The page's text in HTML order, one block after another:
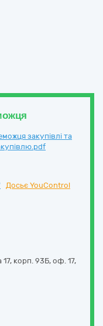
закупівлі та
Досьє YouControl
17, корп. 93Б, оф. 17,